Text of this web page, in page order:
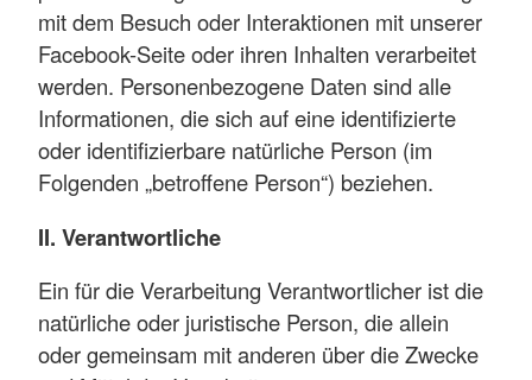
mit dem Besuch oder Interaktionen mit unserer
Facebook-Seite oder ihren Inhalten verarbeitet
werden. Personenbezogene Daten sind alle
Informationen, die sich auf eine identifizierte
oder identifizierbare natürliche Person (im
Folgenden „betroffene Person“) beziehen.
II. Verantwortliche
Ein für die Verarbeitung Verantwortlicher ist die
natürliche oder juristische Person, die allein
oder gemeinsam mit anderen über die Zwecke